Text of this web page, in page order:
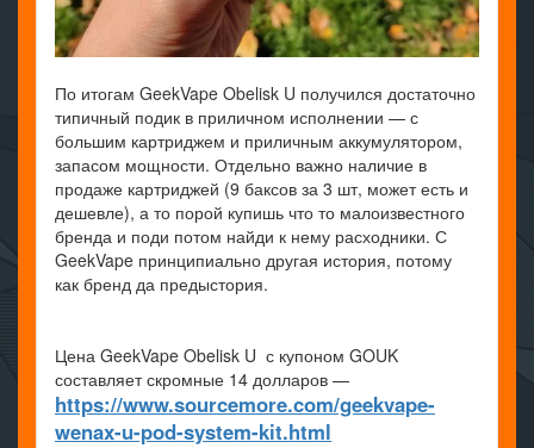
По итогам GeekVape Obelisk U получился достаточно
типичный подик в приличном исполнении — с
большим картриджем и приличным аккумулятором,
запасом мощности. Отдельно важно наличие в
продаже картриджей (9 баксов за 3 шт, может есть и
дешевле), а то порой купишь что то малоизвестного
бренда и поди потом найди к нему расходники. С
GeekVape принципиально другая история, потому
как бренд да предыстория.
Цена GeekVape Obelisk U с купоном GOUK
составляет скромные 14 долларов —
https://www.sourcemore.com/geekvape-
wenax-u-pod-system-kit.html